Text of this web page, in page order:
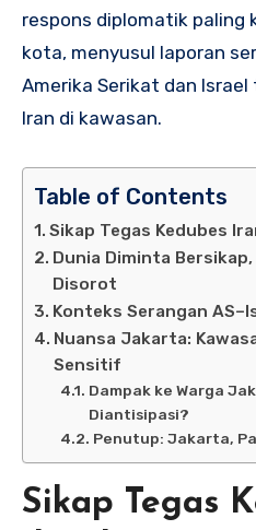
respons diplomatik paling
kota, menyusul laporan
Amerika Serikat dan
Iran di kawasan.
Table of Contents
Sikap Tegas Kedubes
Dunia Diminta
Disorot
Konteks Serangan
Nuansa Jakarta:
Sensitif
Dampak ke Warga
Diantisipasi?
Penutup: Jakarta,
Sikap Tegas